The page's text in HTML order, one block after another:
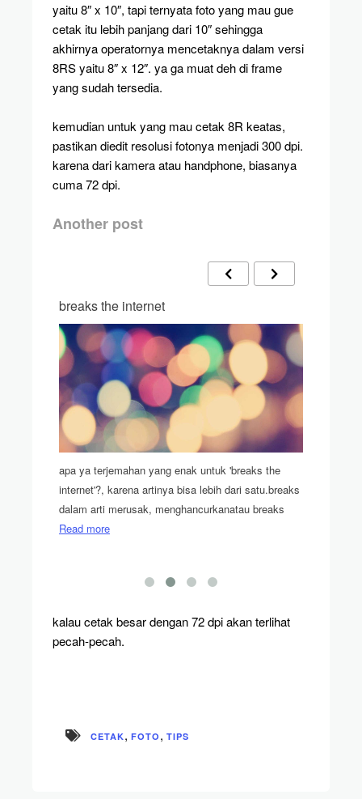
yaitu 8″ x 10″, tapi ternyata foto yang mau gue
cetak itu lebih panjang dari 10″ sehingga
akhirnya operatornya mencetaknya dalam versi
8RS yaitu 8″ x 12″. ya ga muat deh di frame
yang sudah tersedia.
kemudian untuk yang mau cetak 8R keatas,
pastikan diedit resolusi fotonya menjadi 300 dpi.
karena dari kamera atau handphone, biasanya
cuma 72 dpi.
Another post
breaks the internet
apa ya terjemahan yang enak untuk 'breaks the
internet'?, karena artinya bisa lebih dari satu.breaks
dalam arti merusak, menghancurkanatau breaks
Read more
kalau cetak besar dengan 72 dpi akan terlihat
pecah-pecah.
CETAK, FOTO , TIPS